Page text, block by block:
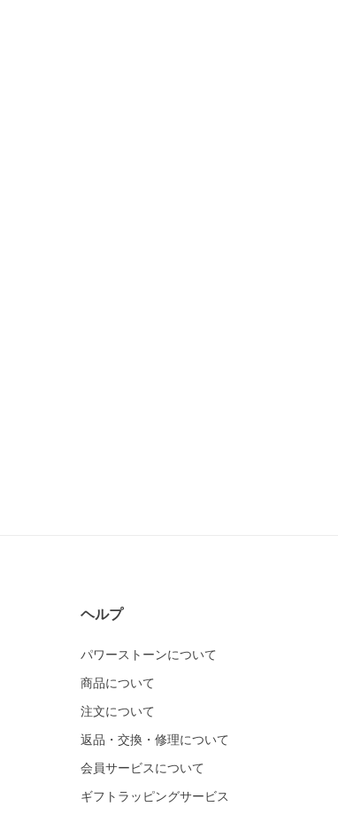
ヘルプ
パワーストーンについて
商品について
注文について
返品・交換・修理について
会員サービスについて
ギフトラッピングサービス